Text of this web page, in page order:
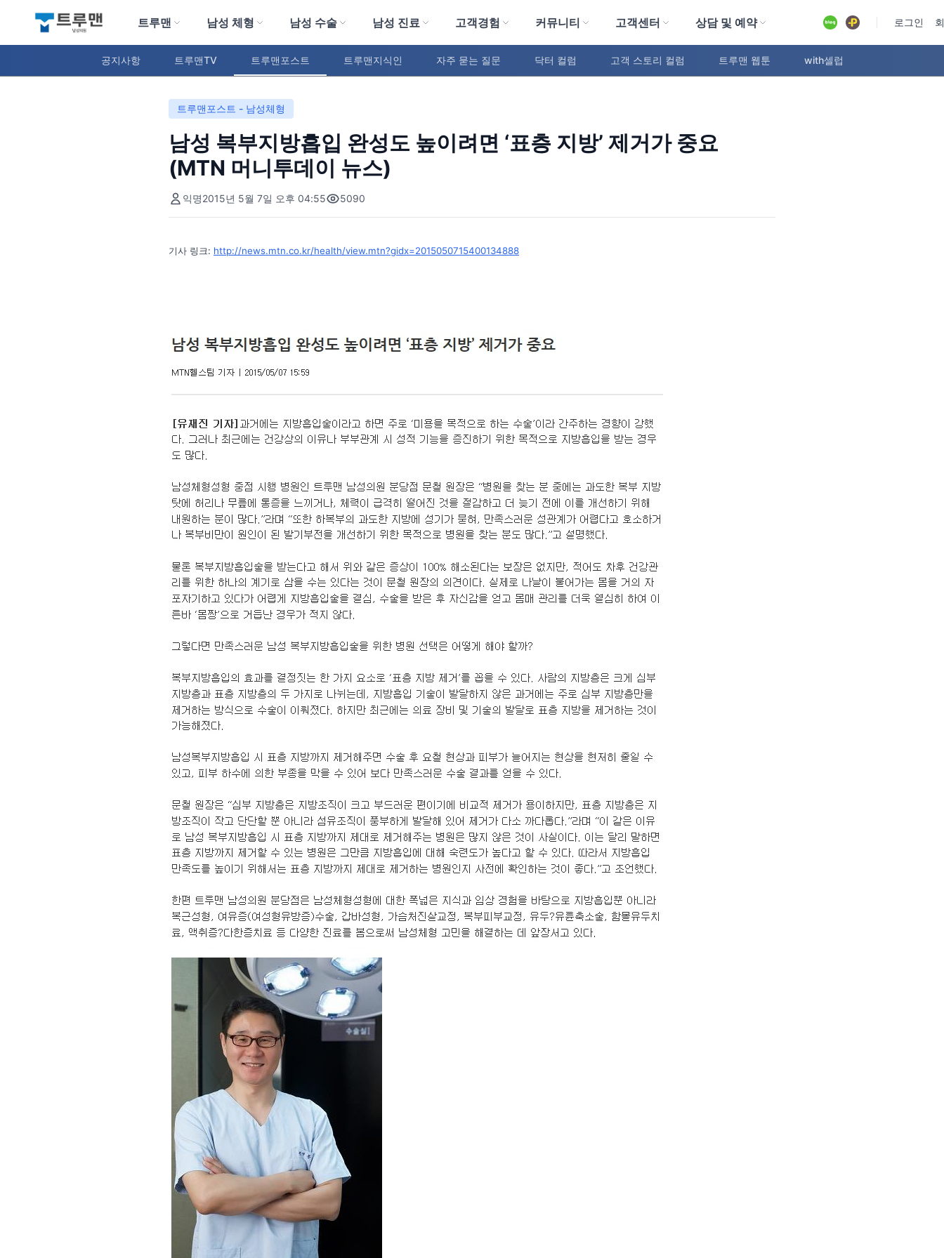
트루맨 남성의원
트루맨 남성 체형 남성 수술 남성 진료 고객경험 커뮤니티 고객센터 상담 및 예약 유튜브 로그인
공지사항 트루맨TV 트루맨포스트 트루맨지식인 자주 묻는 질문 닥터 컬럼 고객 스토리 컬럼 트루맨 웹툰 with셀럽
트루맨포스트 - 남성체형
남성 복부지방흡입 완성도 높이려면 ‘표층 지방’ 제거가 중요
(MTN 머니투데이 뉴스)
익명2015년 5월 7일 오후 04:55 5090
기사 링크: http://news.mtn.co.kr/health/view.mtn?gidx=2015050715400134888